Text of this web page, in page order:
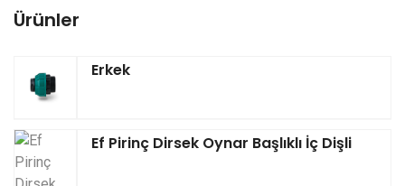
Ürünler
Erkek
Ef Pirinç Dirsek Oynar Başlıklı İç Dişli